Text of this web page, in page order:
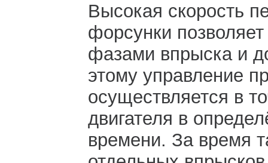
Высокая скорость
форсунки
фазами впрыска и
этому управление
осуществляется в
двигателя в
времени. За время